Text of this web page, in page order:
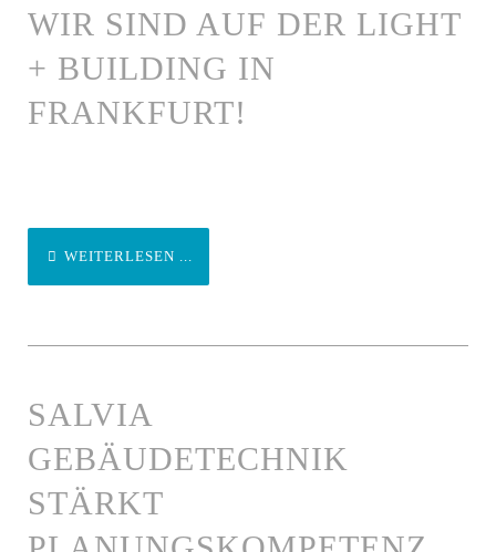
WIR SIND AUF DER LIGHT
+ BUILDING IN
FRANKFURT!
WEITERLESEN ...
SALVIA
GEBÄUDETECHNIK
STÄRKT